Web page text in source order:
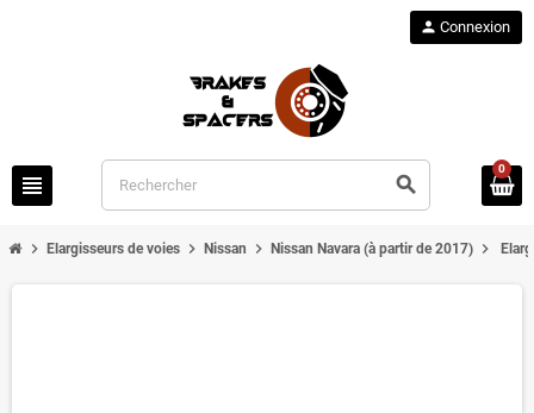
view_headline search
person Connexion
0
chevron_right Elargisseurs de voies chevron_right Nissan chevron_right Nissan Navara (à partir de 2017) chevron_right